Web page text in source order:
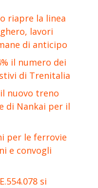
riapre la linea
lavori
di anticipo
il numero dei
di Trenitalia
nuovo treno
di Nankai per il
per le ferrovie
e convogli
si